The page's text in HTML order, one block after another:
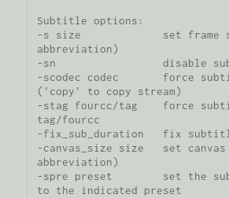
Subtitle options:
-s size             set frame
abbreviation)
-sn                 disable
-scodec codec       force
('copy' to copy stream)
-stag fourcc/tag    force
tag/fourcc
-fix_sub_duration   fix
-canvas_size size   set canvas
abbreviation)
-spre preset        set the
to the indicated preset